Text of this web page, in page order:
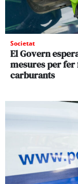
Societat
El Govern
mesures per fer
carburants